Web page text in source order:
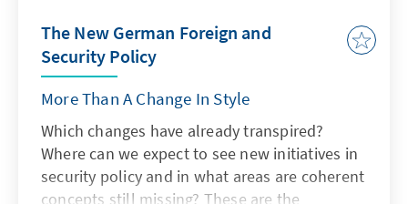
The New German Foreign and
Security Policy
More Than A Change In Style
Which changes have already transpired?
Where can we expect to see new initiatives in
security policy and in what areas are coherent
concepts still missing? These are the